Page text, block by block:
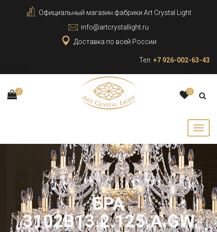
Официальный магазин фабрики Art Crystal Light
info@artcrystallight.ru
Доставка по всей России
Тел: +7 926-002-63-43
0 0
БРА
3102B13.2.125.A.GW